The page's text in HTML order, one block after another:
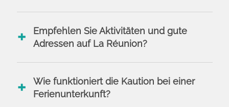
Empfehlen Sie Aktivitäten und gute
Adressen auf La Réunion?
Wie funktioniert die Kaution bei einer
Ferienunterkunft?